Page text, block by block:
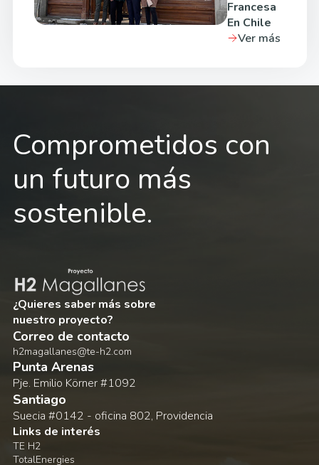
Francesa
En Chile
Ver más
Comprometidos con
un futuro más
sostenible.
¿Quieres saber más sobre
nuestro proyecto?
Correo de contacto
h2magallanes@te-h2.com
Punta Arenas
Pje. Emilio Körner #1092
Santiago
Suecia #0142 - oficina 802, Providencia
Links de interés
TE H2
TotalEnergies